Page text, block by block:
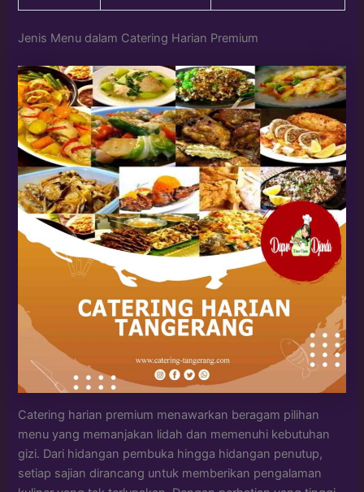
Jenis Menu dalam Catering Harian Premium
Catering harian premium menawarkan beragam pilihan
menu yang memanjakan lidah dan memenuhi kebutuhan
gizi. Dari hidangan pembuka hingga hidangan penutup,
setiap sajian dirancang untuk memberikan pengalaman